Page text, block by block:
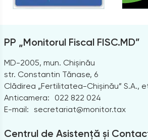
PP „Monitorul Fiscal FISC.MD”
MD-2005, mun. Chișinău
str. Constantin Tănase, 6
Clădirea „Fertilitatea-Chișinău” S.A.,
Anticamera:
022 822 024
E-mail: secretariat@monitor.tax
Centrul de Asistență și